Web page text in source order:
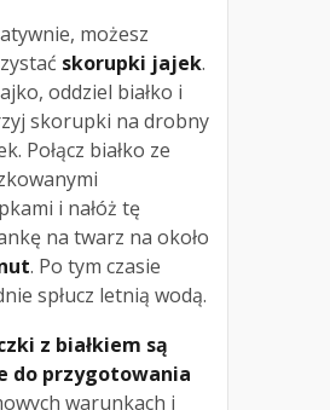
możesz
skorupki jajek.
oddziel białko i
skorupki na drobny
Połącz białko ze
i nałóż tę
na twarz na około
. Po tym czasie
spłucz letnią wodą.
z białkiem są
do przygotowania
warunkach i